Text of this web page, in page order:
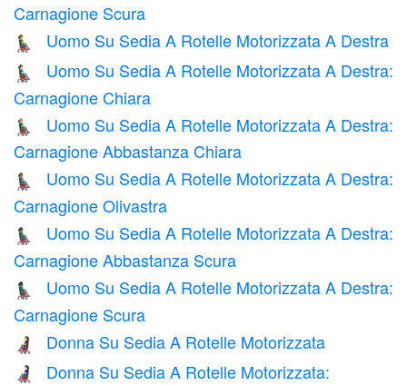
Carnagione Scura
👨‍🦼‍➡️ Uomo Su Sedia A Rotelle Motorizzata A Destra
👨🏻‍🦼‍➡️
Uomo Su Sedia A Rotelle Motorizzata A Destra:
Carnagione Chiara
👨🏼‍🦼‍➡️
Uomo Su Sedia A Rotelle Motorizzata A Destra:
Carnagione Abbastanza Chiara
👨🏽‍🦼‍➡️
Uomo Su Sedia A Rotelle Motorizzata A Destra:
Carnagione Olivastra
👨🏾‍🦼‍➡️
Uomo Su Sedia A Rotelle Motorizzata A Destra:
Carnagione Abbastanza Scura
👨🏿‍🦼‍➡️
Uomo Su Sedia A Rotelle Motorizzata A Destra:
Carnagione Scura
👩‍🦼 Donna Su Sedia A Rotelle Motorizzata
👩🏻‍🦼
Donna Su Sedia A Rotelle Motorizzata: